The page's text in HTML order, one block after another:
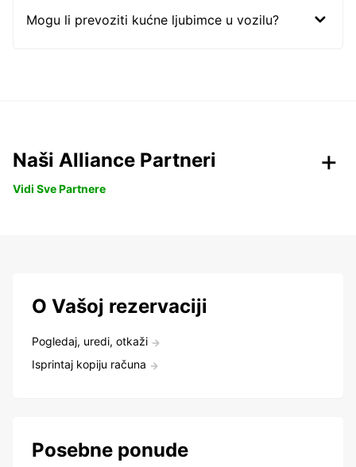
Mogu li prevoziti kućne ljubimce u vozilu?
Naši Alliance Partneri
Vidi Sve Partnere
O Vašoj rezervaciji
Pogledaj, uredi, otkaži
Isprintaj kopiju računa
Posebne ponude